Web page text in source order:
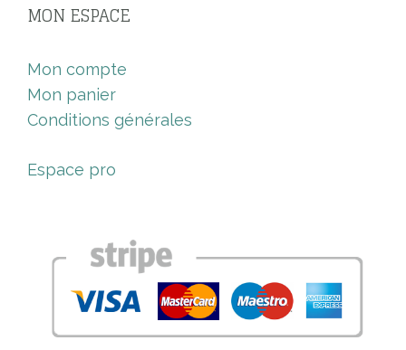
MON ESPACE
Mon compte
Mon panier
Conditions générales
Espace pro